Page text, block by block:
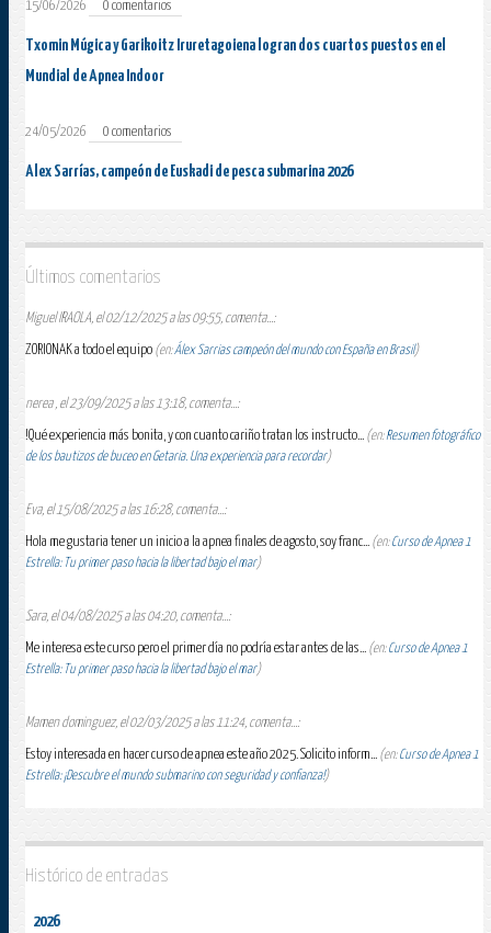
15/06/2026 0 comentarios
Txomin Múgica y Garikoitz Iruretagoiena logran dos cuartos puestos en el
Mundial de Apnea Indoor
24/05/2026 0 comentarios
Alex Sarrías, campeón de Euskadi de pesca submarina 2026
Últimos comentarios
Miguel IRAOLA, el 02/12/2025 a las 09:55, comenta...:
ZORIONAK a todo el equipo (en:Álex Sarrias campeón del mundo con España en Brasil)
nerea , el 23/09/2025 a las 13:18, comenta...:
!Qué experiencia más bonita, y con cuanto cariño tratan los instructo... (en:Resumen fotográfico
de los bautizos de buceo en Getaria. Una experiencia para recordar)
Eva, el 15/08/2025 a las 16:28, comenta...:
Hola me gustaria tener un inicio a la apnea finales de agosto, soy franc... (en:Curso de Apnea 1
Estrella: Tu primer paso hacia la libertad bajo el mar)
Sara, el 04/08/2025 a las 04:20, comenta...:
Me interesa este curso pero el primer día no podría estar antes de las... (en:Curso de Apnea 1
Estrella: Tu primer paso hacia la libertad bajo el mar)
Mamen dominguez, el 02/03/2025 a las 11:24, comenta...:
Estoy interesada en hacer curso de apnea este año 2025. Solicito inform... (en:Curso de Apnea 1
Estrella: ¡Descubre el mundo submarino con seguridad y confianza!)
Histórico de entradas
2026